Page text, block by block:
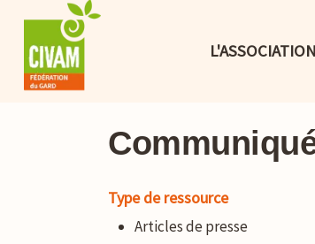
L'ASSOCIATION
Type de ressource
Articles de presse